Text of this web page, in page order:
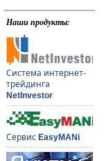
Наши продукты:
Система интернет-
трейдинга
NetInvestor
Сервис EasyMANi